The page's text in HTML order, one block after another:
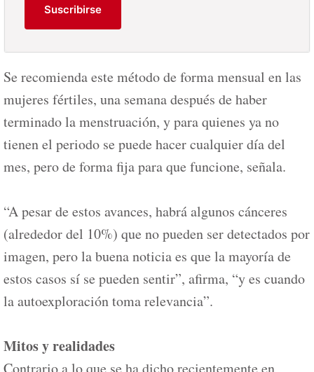
Suscribirse
Se recomienda este método de forma mensual en las
mujeres fértiles, una semana después de haber
terminado la menstruación, y para quienes ya no
tienen el periodo se puede hacer cualquier día del
mes, pero de forma fija para que funcione, señala.
“A pesar de estos avances, habrá algunos cánceres
(alrededor del 10%) que no pueden ser detectados por
imagen, pero la buena noticia es que la mayoría de
estos casos sí se pueden sentir”, afirma, “y es cuando
la autoexploración toma relevancia”.
Mitos y realidades
Contrario a lo que se ha dicho recientemente en